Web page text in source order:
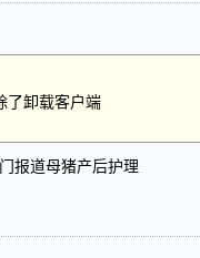
了卸载客户端
报道母猪产后护理